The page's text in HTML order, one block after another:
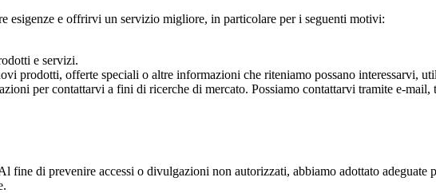
esigenze e offrirvi un servizio migliore, in particolare per i seguenti motivi:
e servizi.
prodotti, offerte speciali o altre informazioni che riteniamo possano interessarvi,
per contattarvi a fini di ricerche di mercato. Possiamo contattarvi tramite e-
fine di prevenire accessi o divulgazioni non autorizzati, abbiamo adottato adeguate